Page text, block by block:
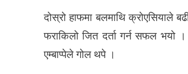
दोस्रो हाफमा बलमाथि क्रोएसियाले
फराकिलो जित दर्ता गर्न सफल भयो
एम्बाप्पेले गोल थपे ।